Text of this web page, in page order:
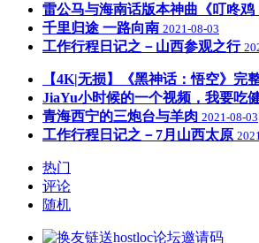
雷公马与海南话版本神曲《叮咚鸡
千里归途 一路向南 2021-08-03
工作行程日记之－山西参观之行
【4K|无损】《黑神话：悟空》完
JiaYu小时候的一个视频，我要吃
青海西宁的三炮台与羊肉 2021-08-03
工作行程日记之－7月山西太原
热门
评论
随机